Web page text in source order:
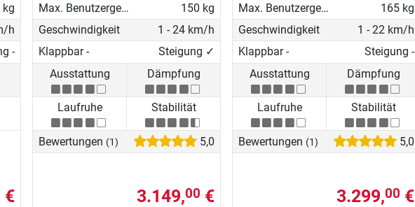
kg
h
-
€
Max. Benutzergewicht
150 kg
Geschwindigkeit
1 - 24 km/h
Klappbar -
Steigung ✓
Ausstattung
Dämpfung
Laufruhe Stabilität
Bewertungen (1) 5,0
3.149,00 €
Max. Benutzergewicht
165 kg
Geschwindigkeit
1 - 22 km/h
Klappbar -
Steigung -
Ausstattung
Dämpfung
Laufruhe Stabilität
Bewertungen (1) 5,0
3.299,00 €